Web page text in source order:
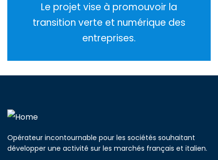
Le projet vise à promouvoir la
transition verte et numérique des
entreprises.
Opérateur incontournable pour les sociétés souhaitant
développer une activité sur les marchés français et italien.